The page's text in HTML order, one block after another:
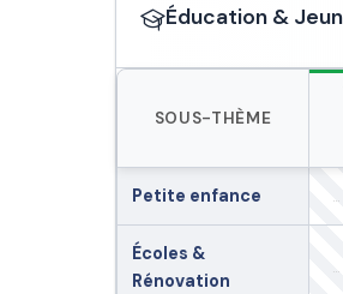
Éducation &
SOUS-THÈME
Petite enfance
Écoles &
Rénovation